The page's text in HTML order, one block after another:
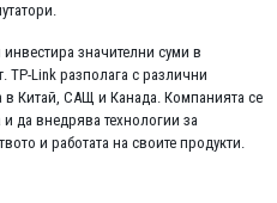
значителни суми в
TP-Link разполага с различни
в Китай, САЩ и Канада. Компанията се
да внедрява технологии за
и работата на своите продукти.